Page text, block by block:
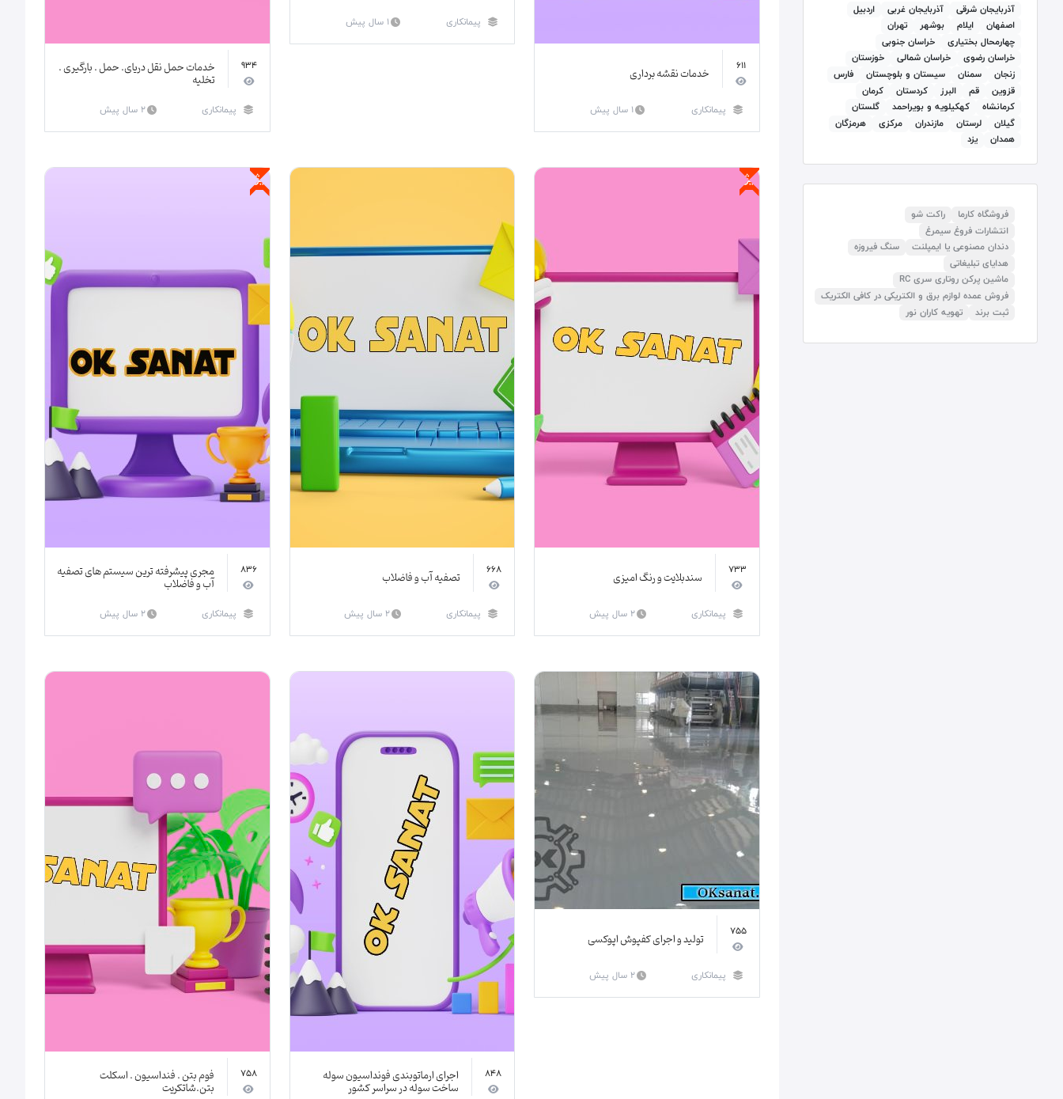
آذربايجان شرقی آذربايجان غربی
اردبيل
اصفهان
ايلام بوشهر
تهران
چهارمحال بختیاری
خراسان جنوبی
خراسان رضوی
خراسان شمالی
خوزستان
زنجان
سمنان سيستان و بلوچستان
فارس
قزوين
قم البرز كردستان
کرمان
كرمانشاه
كهكيلويه و بويراحمد
گلستان
گيلان
لرستان مازندران مرکزی
هرمزگان
همدان
يزد
فروشگاه کارما
راکت شو
انتشارات فروغ سیمرغ
دندان مصنوعی یا ایمپلنت
سنگ فیروزه
هدایای تبلیغاتی
ماشین پرکن روتاری سری RC
فروش عمده لوازم برق و الکتریکی در کافی الکتریک
ثبت برند
تهویه کاران نور
611 خدمات نقشه برداری
پیمانکاری 1 سال پیش
پیمانکاری 1 سال پیش
934 خدمات حمل نقل دریای. حمل . بارگیری .
تخلیه
پیمانکاری 2 سال پیش
ویژه
733 سندبلایت و رنگ امیزی
پیمانکاری 2 سال پیش
668 تصفیه آب و فاضلاب
پیمانکاری 2 سال پیش
ویژه
836 مجری پیشرفته ترین سیستم های تصفیه
آب و فاضلاب
پیمانکاری 2 سال پیش
755 تولید و اجرای کفپوش اپوکسی
پیمانکاری 2 سال پیش
848 اجرای ارماتوبندی فونداسیون سوله
ساخت سوله در سراسر کشور
758 فوم بتن . فنداسیون . اسکلت
بتن.شاتکریت